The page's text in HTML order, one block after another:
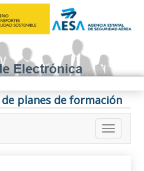
planes de formación